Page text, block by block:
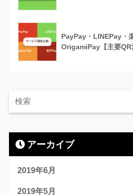
PayPay・LINEPay・
OrigamiPay【主要QR
アーカイブ
2019年6月
2019年5月